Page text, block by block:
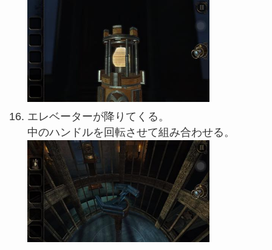
エレベーターが降りてくる。
中のハンドルを回転させて組み合わせる。